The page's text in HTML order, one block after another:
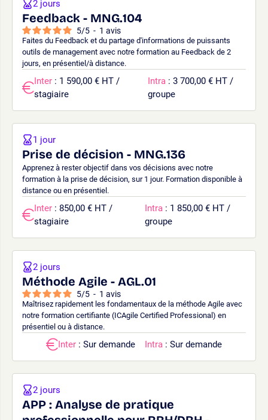
Feedback - MNG.104
5/5 - 1 avis
Faites du Feedback et du partage d'informations de puissants
outils de management avec notre formation au Feedback de 2
jours, en présentiel/à distance.
2 jours
Inter : 1 590,00 € HT /
stagiaire
Intra : 3 700,00 € HT /
groupe
Prise de décision - MNG.136
Apprenez à rester objectif dans vos décisions avec notre
formation à la prise de décision, sur 1 jour. Formation disponible à
distance ou en présentiel.
1 jour
Inter : 850,00 € HT /
stagiaire
Intra : 1 850,00 € HT /
groupe
Méthode Agile - AGL.01
5/5 - 1 avis
Maîtrisez rapidement les fondamentaux de la méthode Agile avec
notre formation certifiante (ICAgile Certified Professional) en
présentiel ou à distance.
2 jours
Inter : Sur demande Intra : Sur demande
APP : Analyse de pratique
2 jours